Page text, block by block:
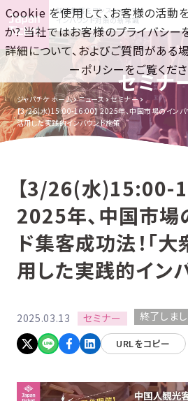
訪日集客をワンストップで！
インバウンド対策の新常識
セミナ
ジャパチケ ホーム ニュース
セミナー
【3/26(水)15:00-16:00】 2025年、中国市場のインバ
活用した実践的インバウンド施策
【3/26(水)15:00-
2025年、中国市場
ド集客成功法！「
用した実践的イン
2025.03.13 セミナー 終了しま
URLをコピー
Cookie を使用して、お客様の活動
か? 当社ではお客様のプライバシー
詳細について、およびご質問がある
ーポリシーをご覧くださ